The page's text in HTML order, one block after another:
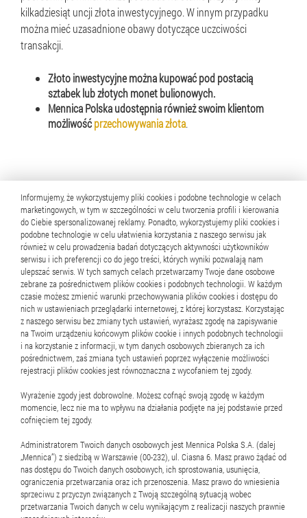
Informujemy, że wykorzystujemy pliki cookies i podobne technologie w celach
marketingowych, w tym w szczególności w celu tworzenia profili i kierowania
do Ciebie spersonalizowanej reklamy. Ponadto, wykorzystujemy pliki cookies i
podobne technologie w celu ułatwienia korzystania z naszego serwisu jak
również w celu prowadzenia badań dotyczących aktywności użytkowników
serwisu i ich preferencji co do jego treści, których wyniki pozwalają nam
ulepszać serwis. W tych samych celach przetwarzamy Twoje dane osobowe
zebrane za pośrednictwem plików cookies i podobnych technologii. W każdym
czasie możesz zmienić warunki przechowywania plików cookies i dostępu do
nich w ustawieniach przeglądarki internetowej, z której korzystasz. Korzystając
z naszego serwisu bez zmiany tych ustawień, wyrażasz zgodę na zapisywanie
na Twoim urządzeniu końcowym plików cookie i innych podobnych technologii
i na korzystanie z informacji, w tym danych osobowych zbieranych za ich
pośrednictwem, zaś zmiana tych ustawień poprzez wyłączenie możliwości
rejestracji plików cookies jest równoznaczna z wycofaniem tej zgody.
Wyrażenie zgody jest dobrowolne. Możesz cofnąć swoją zgodę w każdym
momencie, lecz nie ma to wpływu na działania podjęte na jej podstawie przed
cofnięciem tej zgody.
Administratorem Twoich danych osobowych jest Mennica Polska S.A. (dalej
„Mennica”) z siedzibą w Warszawie (00-232), ul. Ciasna 6. Masz prawo żądać od
nas dostępu do Twoich danych osobowych, ich sprostowania, usunięcia,
ograniczenia przetwarzania oraz ich przenoszenia. Masz prawo do wniesienia
sprzeciwu z przyczyn związanych z Twoją szczególną sytuacją wobec
przetwarzania Twoich danych w celu wynikającym z realizacji naszych prawnie
kilkadziesiąt uncji złota inwestycyjnego. W innym przypadku
można mieć uzasadnione obawy dotyczące uczciwości
transakcji.
Złoto inwestycyjne można kupować pod postacią
sztabek lub złotych monet bulionowych.
Mennica Polska udostępnia również swoim klientom
możliwośćprzechowywania złota.
Przeczytaj także:
9 marca 2026
Jakie złote monety bulionowe
kupować?
Zakup monet bulionowych, podobnie jak sztabek, to
jeden z najpewniejszych sposobów inwestowania w
fizyczne złoto. Produkty te najczęściej są
wykonywane z czystego złota i nie mają wartości
kolekcjo...nerskiej.
Oznacza
to,
że
ich
cena
Zobacz więcej